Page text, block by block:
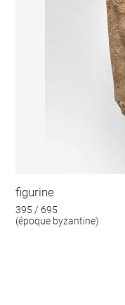
figurine
395 / 695
(époque byzantine)